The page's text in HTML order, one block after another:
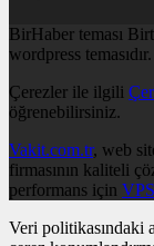
BirHaber teması
wordpress temasıdır.
Çerezler ile ilgili
öğrenebilirsiniz.
Vakit.com.tr, web
firmasının kaliteli
performans için
Veri politikasındaki